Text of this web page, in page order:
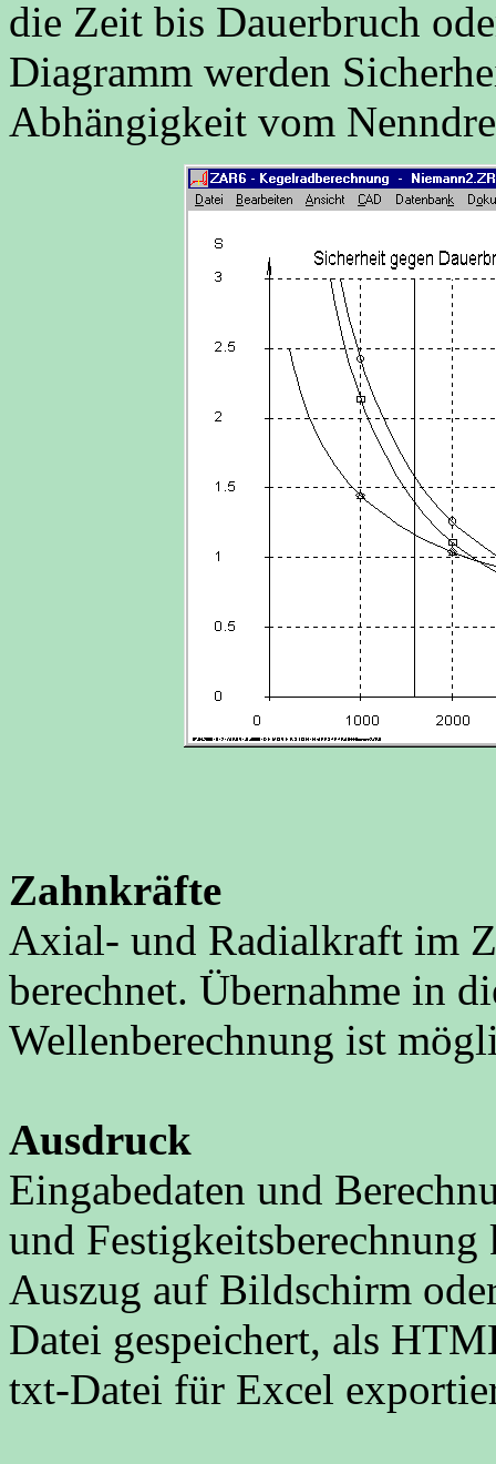
die Zeit bis Dauerbruch
Diagramm werden
Abhängigkeit vom
Zahnkräfte
Axial- und Radialkraft im
berechnet. Übernahme in
Wellenberechnung ist
Ausdruck
Eingabedaten und
und
Auszug auf Bildschirm
Datei gespeichert, als
txt-Datei für Excel